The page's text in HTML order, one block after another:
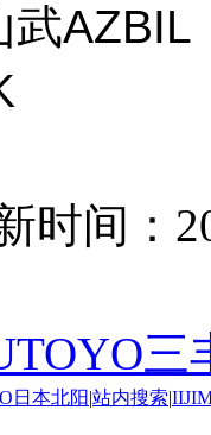
武
时间：
三
日本北阳|站内搜索|